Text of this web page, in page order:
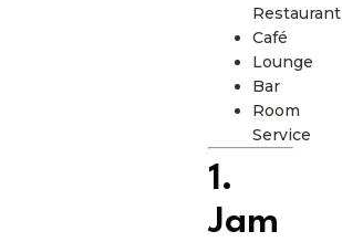
Restaurant
Café
Lounge
Bar
Room
Service
1.
Jam